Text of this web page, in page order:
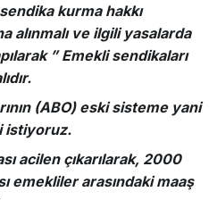
kurma hakkı
alınmalı ve ilgili yasalarda
” Emekli sendikaları
(ABO) eski sisteme yani
istiyoruz.
acilen çıkarılarak, 2000
emekliler arasındaki maaş